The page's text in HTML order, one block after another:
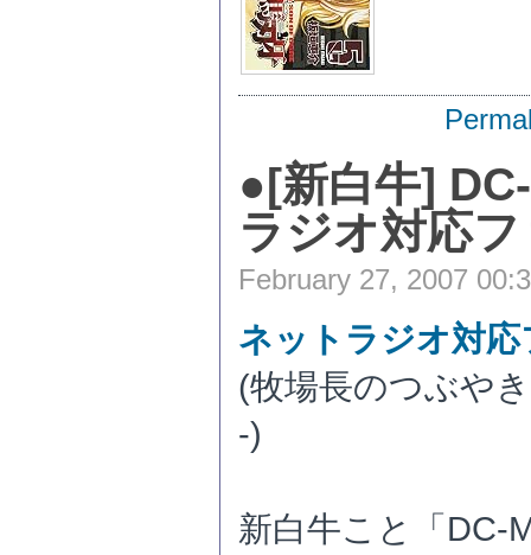
●[新白牛]
ラジオ対応
February 27, 2007
ネットラジオ対
(牧場長のつぶや
-)
新白牛こと「DC-